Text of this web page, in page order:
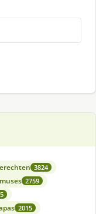
3824
2759
2015